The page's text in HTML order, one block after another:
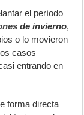
el período
de invierno,
o lo movieron
casos
entrando en
forma directa